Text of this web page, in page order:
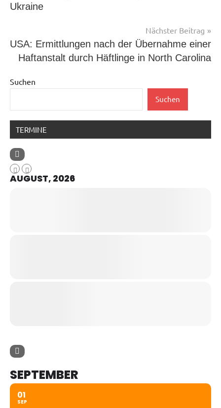
Ukraine
Nächster Beitrag
USA: Ermittlungen nach der Übernahme einer
Haftanstalt durch Häftlinge in North Carolina
Suchen
Suchen
TERMINE
AUGUST, 2026
SEPTEMBER
01
SEP